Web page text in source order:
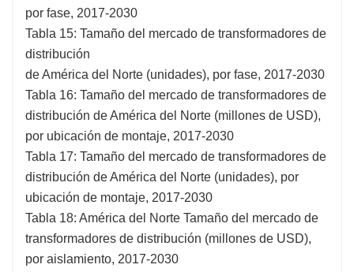
por fase, 2017-2030
Tabla 15: Tamaño del mercado de transformadores de
distribución
de América del Norte (unidades), por fase, 2017-2030
Tabla 16: Tamaño del mercado de transformadores de
distribución de América del Norte (millones de USD),
por ubicación de montaje, 2017-2030
Tabla 17: Tamaño del mercado de transformadores de
distribución de América del Norte (unidades), por
ubicación de montaje, 2017-2030
Tabla 18: América del Norte Tamaño del mercado de
transformadores de distribución (millones de USD),
por aislamiento, 2017-2030